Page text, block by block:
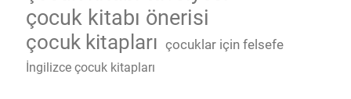
çocuk kitabı önerisi
çocuk kitapları çocuklar için felsefe
İngilizce çocuk kitapları